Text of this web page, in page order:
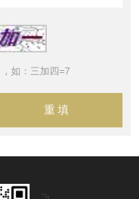
如：三加四=7